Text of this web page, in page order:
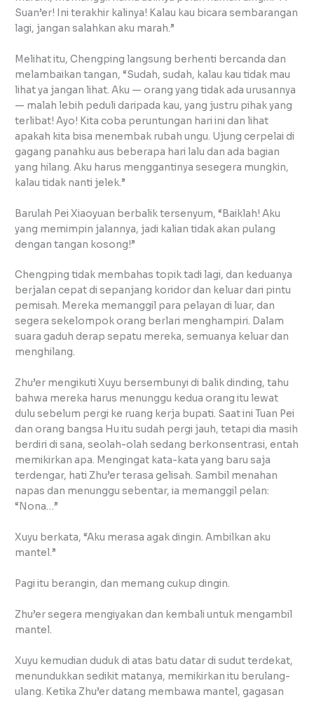
Suan’er! Ini terakhir kalinya! Kalau kau bicara sembarangan
lagi, jangan salahkan aku marah.”
Melihat itu, Chengping langsung berhenti bercanda dan
melambaikan tangan, “Sudah, sudah, kalau kau tidak mau
lihat ya jangan lihat. Aku — orang yang tidak ada urusannya
— malah lebih peduli daripada kau, yang justru pihak yang
terlibat! Ayo! Kita coba peruntungan hari ini dan lihat
apakah kita bisa menembak rubah ungu. Ujung cerpelai di
gagang panahku aus beberapa hari lalu dan ada bagian
yang hilang. Aku harus menggantinya sesegera mungkin,
kalau tidak nanti jelek.”
Barulah Pei Xiaoyuan berbalik tersenyum, “Baiklah! Aku
yang memimpin jalannya, jadi kalian tidak akan pulang
dengan tangan kosong!”
Chengping tidak membahas topik tadi lagi, dan keduanya
berjalan cepat di sepanjang koridor dan keluar dari pintu
pemisah. Mereka memanggil para pelayan di luar, dan
segera sekelompok orang berlari menghampiri. Dalam
suara gaduh derap sepatu mereka, semuanya keluar dan
menghilang.
Zhu’er mengikuti Xuyu bersembunyi di balik dinding, tahu
bahwa mereka harus menunggu kedua orang itu lewat
dulu sebelum pergi ke ruang kerja bupati. Saat ini Tuan Pei
dan orang bangsa Hu itu sudah pergi jauh, tetapi dia masih
berdiri di sana, seolah-olah sedang berkonsentrasi, entah
memikirkan apa. Mengingat kata-kata yang baru saja
terdengar, hati Zhu’er terasa gelisah. Sambil menahan
napas dan menunggu sebentar, ia memanggil pelan:
“Nona…”
Xuyu berkata, “Aku merasa agak dingin. Ambilkan aku
mantel.”
Pagi itu berangin, dan memang cukup dingin.
Zhu’er segera mengiyakan dan kembali untuk mengambil
mantel.
Xuyu kemudian duduk di atas batu datar di sudut terdekat,
menundukkan sedikit matanya, memikirkan itu berulang-
ulang. Ketika Zhu’er datang membawa mantel, gagasan